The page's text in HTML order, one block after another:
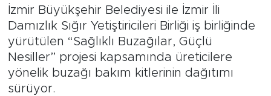
İzmir Büyükşehir Belediyesi ile İzmir İli
Damızlık Sığır Yetiştiricileri Birliği iş birliğinde
yürütülen “Sağlıklı Buzağılar, Güçlü
Nesiller” projesi kapsamında üreticilere
yönelik buzağı bakım kitlerinin dağıtımı
sürüyor.